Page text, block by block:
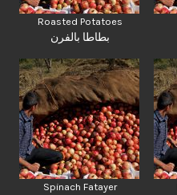
Roasted Potatoes
بطاطا بالفرن
Spinach Fatayer